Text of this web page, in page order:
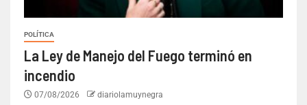
POLÍTICA
La Ley de Manejo del Fuego terminó en
incendio
07/08/2026 diariolamuynegra